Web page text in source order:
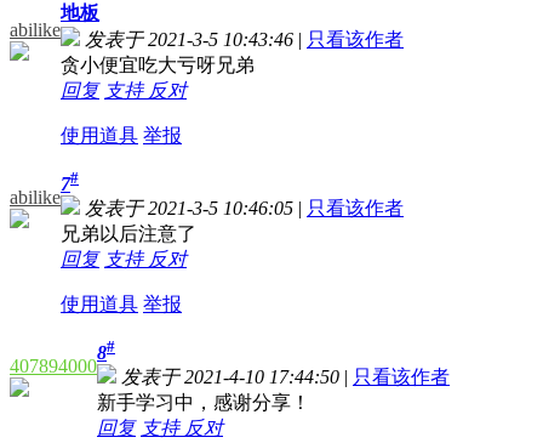
abilike
地板
发表于 2021-3-5 10:43:46 | 只看该作者
贪小便宜吃大亏呀兄弟
回复 支持 反对
使用道具 举报
abilike
7#
发表于 2021-3-5 10:46:05 | 只看该作者
兄弟以后注意了
回复 支持 反对
使用道具 举报
407894000
8#
发表于 2021-4-10 17:44:50 | 只看该作者
新手学习中，感谢分享！
回复 支持 反对